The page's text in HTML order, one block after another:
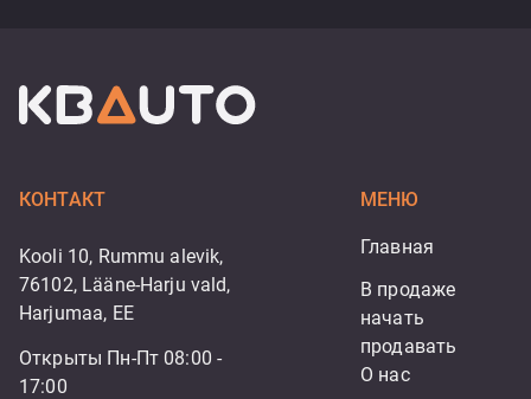
КОНТАКТ
Kooli 10, Rummu alevik,
76102, Lääne-Harju vald,
Harjumaa, EE
Открыты Пн-Пт 08:00 -
17:00
МЕНЮ
Главная
В продаже
начать
продавать
О нас